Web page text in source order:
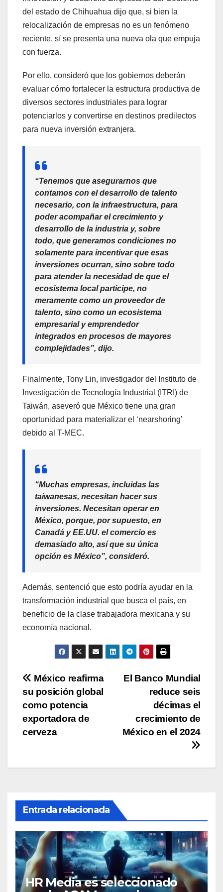
del estado de Chihuahua dijo que, si bien la
relocalización de empresas no es un fenómeno
reciente, sí se presenta una nueva ola que empuja
con fuerza.
Por ello, consideró que los gobiernos deberán
evaluar cómo fortalecer la estructura productiva de
diversos sectores industriales para lograr
potenciarlos y convertirse en destinos predilectos
para nueva inversión extranjera.
“Tenemos que asegurarnos que
contamos con el desarrollo de talento
necesario, con la infraestructura, para
poder acompañar el crecimiento y
desarrollo de la industria y, sobre
todo, que generamos condiciones no
solamente para incentivar que esas
inversiones ocurran, sino sobre todo
para atender la necesidad de que el
ecosistema local participe, no
meramente como un proveedor de
talento, sino como un ecosistema
empresarial y emprendedor
integrados en procesos de mayores
complejidades”, dijo.
Finalmente, Tony Lin, investigador del Instituto de
Investigación de Tecnología Industrial (ITRI) de
Taiwán, aseveró que México tiene una gran
oportunidad para materializar el ‘nearshoring’
debido al T-MEC.
“Muchas empresas, incluidas las
taiwanesas, necesitan hacer sus
inversiones. Necesitan operar en
México, porque, por supuesto, en
Canadá y EE.UU. el comercio es
demasiado alto, así que su única
opción es México”, consideró.
Además, sentenció que esto podría ayudar en la
transformación industrial que busca el país, en
beneficio de la clase trabajadora mexicana y su
economía nacional.
Navegación
de
entradas
El Banco Mundial
reduce seis
décimas el
crecimiento de
México en el 2024
México reafirma
su posición global
como potencia
exportadora de
cerveza
Entrada relacionada
HR Media es seleccionado